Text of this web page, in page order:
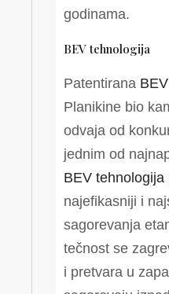
godinama.
BEV tehnologija
Patentirana
Planikine bio
odvaja od
jednim od
BEV tehnologija
najefikasniji i
sagorevanja
tečnost se
i pretvara u